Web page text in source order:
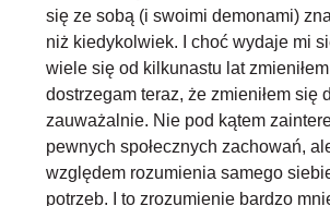
się ze sobą (i swoimi demonami)
niż kiedykolwiek. I choć wydaje mi
wiele się od kilkunastu lat
dostrzegam teraz, że zmieniłem się
zauważalnie. Nie pod kątem
pewnych społecznych zachowań,
względem rozumienia samego
potrzeb. I to zrozumienie bardzo